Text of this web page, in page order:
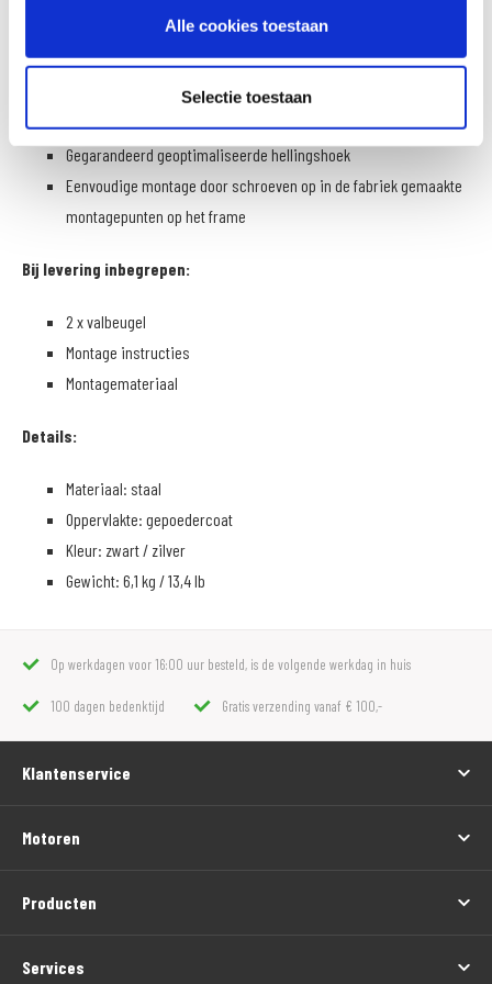
Alle cookies toestaan
Selectie toestaan
Zeer stabiele constructie passend bij de pennenlengte van de
motorfiets
De modelspecifieke ontwikkeling garandeert een nauwkeurige
pasvorm en betrouwbare framekoppeling
Gegarandeerd geoptimaliseerde hellingshoek
Eenvoudige montage door schroeven op in de fabriek gemaakte
montagepunten op het frame
Bij levering inbegrepen:
2 x valbeugel
Montage instructies
Montagemateriaal
Details:
Materiaal: staal
Oppervlakte: gepoedercoat
Kleur: zwart / zilver
Gewicht: 6,1 kg / 13,4 lb
Op werkdagen voor 16:00 uur besteld, is de volgende werkdag in huis
100 dagen bedenktijd Gratis verzending vanaf € 100,-
Klantenservice
Motoren
Producten
Services